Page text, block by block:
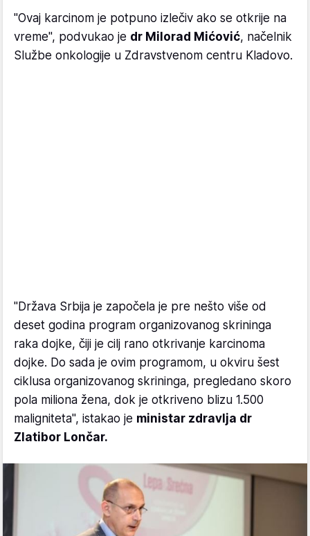
"Ovaj karcinom je potpuno izlečiv ako se otkrije na
vreme", podvukao je dr Milorad Mićović, načelnik
Službe onkologije u Zdravstvenom centru Kladovo.
"Država Srbija je započela je pre nešto više od
deset godina program organizovanog skrininga
raka dojke, čiji je cilj rano otkrivanje karcinoma
dojke. Do sada je ovim programom, u okviru šest
ciklusa organizovanog skrininga, pregledano skoro
pola miliona žena, dok je otkriveno blizu 1.500
maligniteta", istakao je ministar zdravlja dr
Zlatibor Lončar.